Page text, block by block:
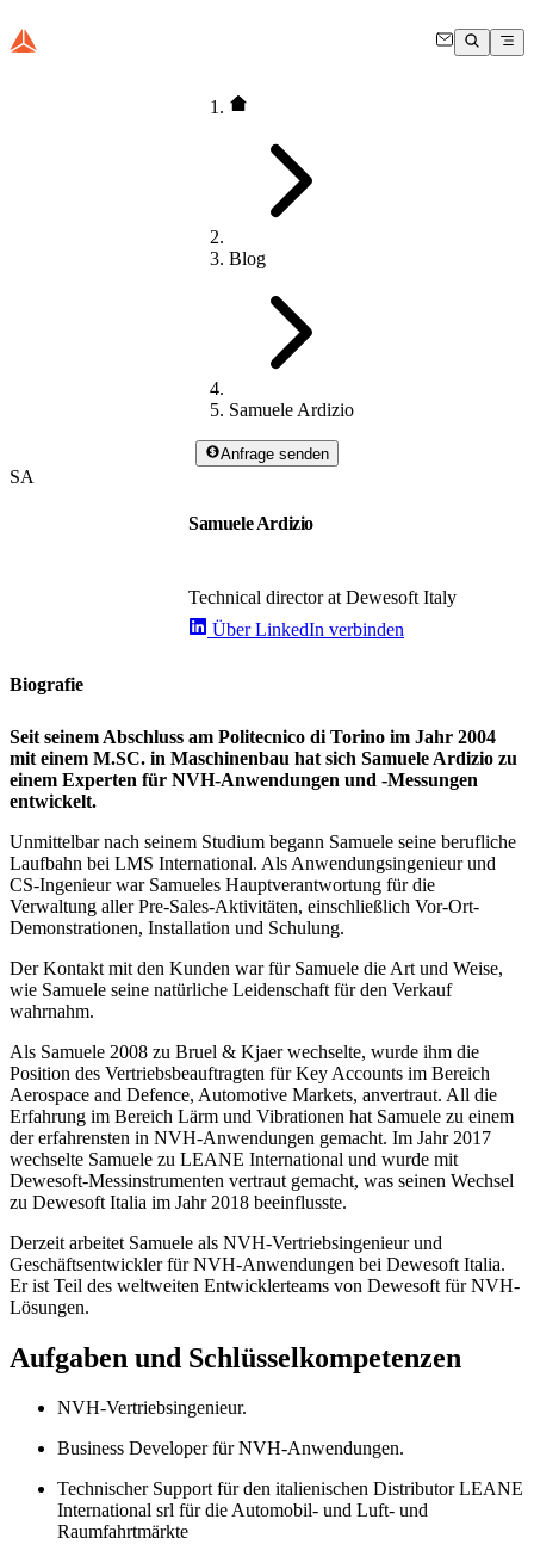
Blog
Samuele Ardizio
Anfrage senden
SA
Samuele Ardizio
Technical director at Dewesoft Italy
Über LinkedIn verbinden
Biografie
Seit seinem Abschluss am Politecnico di Torino im Jahr 2004
mit einem M.SC. in Maschinenbau hat sich Samuele Ardizio zu
einem Experten für NVH-Anwendungen und -Messungen
entwickelt.
Unmittelbar nach seinem Studium begann Samuele seine berufliche
Laufbahn bei LMS International. Als Anwendungsingenieur und
CS-Ingenieur war Samueles Hauptverantwortung für die
Verwaltung aller Pre-Sales-Aktivitäten, einschließlich Vor-Ort-
Demonstrationen, Installation und Schulung.
Der Kontakt mit den Kunden war für Samuele die Art und Weise,
wie Samuele seine natürliche Leidenschaft für den Verkauf
wahrnahm.
Als Samuele 2008 zu Bruel & Kjaer wechselte, wurde ihm die
Position des Vertriebsbeauftragten für Key Accounts im Bereich
Aerospace and Defence, Automotive Markets, anvertraut. All die
Erfahrung im Bereich Lärm und Vibrationen hat Samuele zu einem
der erfahrensten in NVH-Anwendungen gemacht. Im Jahr 2017
wechselte Samuele zu LEANE International und wurde mit
Dewesoft-Messinstrumenten vertraut gemacht, was seinen Wechsel
zu Dewesoft Italia im Jahr 2018 beeinflusste.
Derzeit arbeitet Samuele als NVH-Vertriebsingenieur und
Geschäftsentwickler für NVH-Anwendungen bei Dewesoft Italia.
Er ist Teil des weltweiten Entwicklerteams von Dewesoft für NVH-
Lösungen.
Aufgaben und Schlüsselkompetenzen
NVH-Vertriebsingenieur.
Business Developer für NVH-Anwendungen.
Technischer Support für den italienischen Distributor LEANE
International srl für die Automobil- und Luft- und
Raumfahrtmärkte